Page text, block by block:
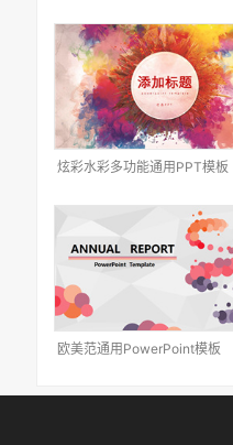
炫彩水彩多功能通用PPT模板
欧美范通用PowerPoint模板